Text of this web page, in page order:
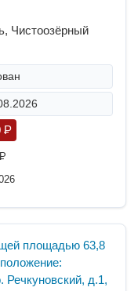
Чистоозёрный
P
P